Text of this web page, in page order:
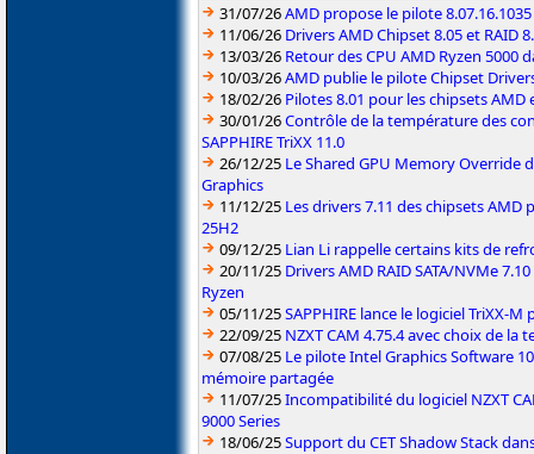
31/07/26AMD propose le pilote
11/06/26 Drivers AMD Chipset 8.05 et RAID
13/03/26 Retour des CPU AMD Ryzen 5000
10/03/26AMD publie le pilote Chipset
18/02/26 Pilotes 8.01 pour les chipsets AMD
30/01/26Contrôle de la température des
SAPPHIRE TriXX 11.0
26/12/25 Le Shared GPU Memory Override
Graphics
11/12/25 Les drivers 7.11 des chipsets
25H2
09/12/25 Lian Li rappelle certains kits de
20/11/25 Drivers AMD RAID SATA/NVMe
Ryzen
05/11/25SAPPHIRE lance le logiciel TriXX-
22/09/25 NZXT CAM 4.75.4 avec choix de la
07/08/25 Le pilote Intel Graphics Software
mémoire partagée
11/07/25Incompatibilité du logiciel NZXT
9000 Series
18/06/25Support du CET Shadow Stack